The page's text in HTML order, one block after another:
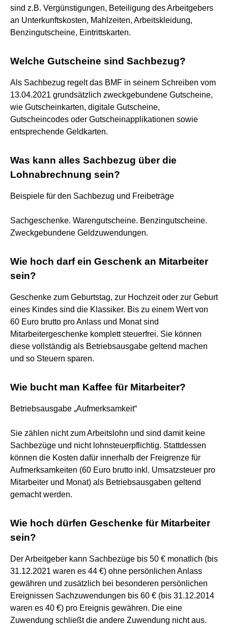
sind z.B. Vergünstigungen, Beteiligung des Arbeitgebers
an Unterkunftskosten, Mahlzeiten, Arbeitskleidung,
Benzingutscheine, Eintrittskarten.
Welche Gutscheine sind Sachbezug?
Als Sachbezug regelt das BMF in seinem Schreiben vom
13.04.2021 grundsätzlich zweckgebundene Gutscheine,
wie Gutscheinkarten, digitale Gutscheine,
Gutscheincodes oder Gutscheinapplikationen sowie
entsprechende Geldkarten.
Was kann alles Sachbezug über die
Lohnabrechnung sein?
Beispiele für den Sachbezug und Freibeträge
Sachgeschenke. Warengutscheine. Benzingutscheine.
Zweckgebundene Geldzuwendungen.
Wie hoch darf ein Geschenk an Mitarbeiter
sein?
Geschenke zum Geburtstag, zur Hochzeit oder zur Geburt
eines Kindes sind die Klassiker. Bis zu einem Wert von
60 Euro brutto pro Anlass und Monat sind
Mitarbeitergeschenke komplett steuerfrei. Sie können
diese vollständig als Betriebsausgabe geltend machen
und so Steuern sparen.
Wie bucht man Kaffee für Mitarbeiter?
Betriebsausgabe „Aufmerksamkeit“
Sie zählen nicht zum Arbeitslohn und sind damit keine
Sachbezüge und nicht lohnsteuerpflichtig. Stattdessen
können die Kosten dafür innerhalb der Freigrenze für
Aufmerksamkeiten (60 Euro brutto inkl. Umsatzsteuer pro
Mitarbeiter und Monat) als Betriebsausgaben geltend
gemacht werden.
Wie hoch dürfen Geschenke für Mitarbeiter
sein?
Der Arbeitgeber kann Sachbezüge bis 50 € monatlich (bis
31.12.2021 waren es 44 €) ohne persönlichen Anlass
gewähren und zusätzlich bei besonderen persönlichen
Ereignissen Sachzuwendungen bis 60 € (bis 31.12.2014
waren es 40 €) pro Ereignis gewähren. Die eine
Zuwendung schließt die andere Zuwendung nicht aus.